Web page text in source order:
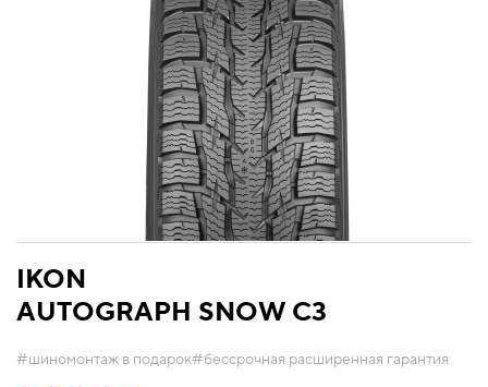
IKON
AUTOGRAPH SNOW C3
#шиномонтаж в подарок#бессрочная расширенная гарантия